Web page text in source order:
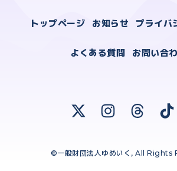
トップページ お知らせ プライバ
よくある質問 お問い合
©一般財団法人ゆめいく, All Rights